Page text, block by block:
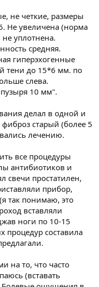
не четкие, размеры
Не увеличена (норма
уплотнена.
средняя.
гиперэхогенные
тени до 15*6 мм. по
слева.
10 мм".
делал в одной и
старый (более 5
лечению.
все процедуры
антибиотиков и
свечи простатилен,
прибор,
так понимаю, это
вставляли
ноги по 10-15
процедур составила
на то, что часто
(вставать